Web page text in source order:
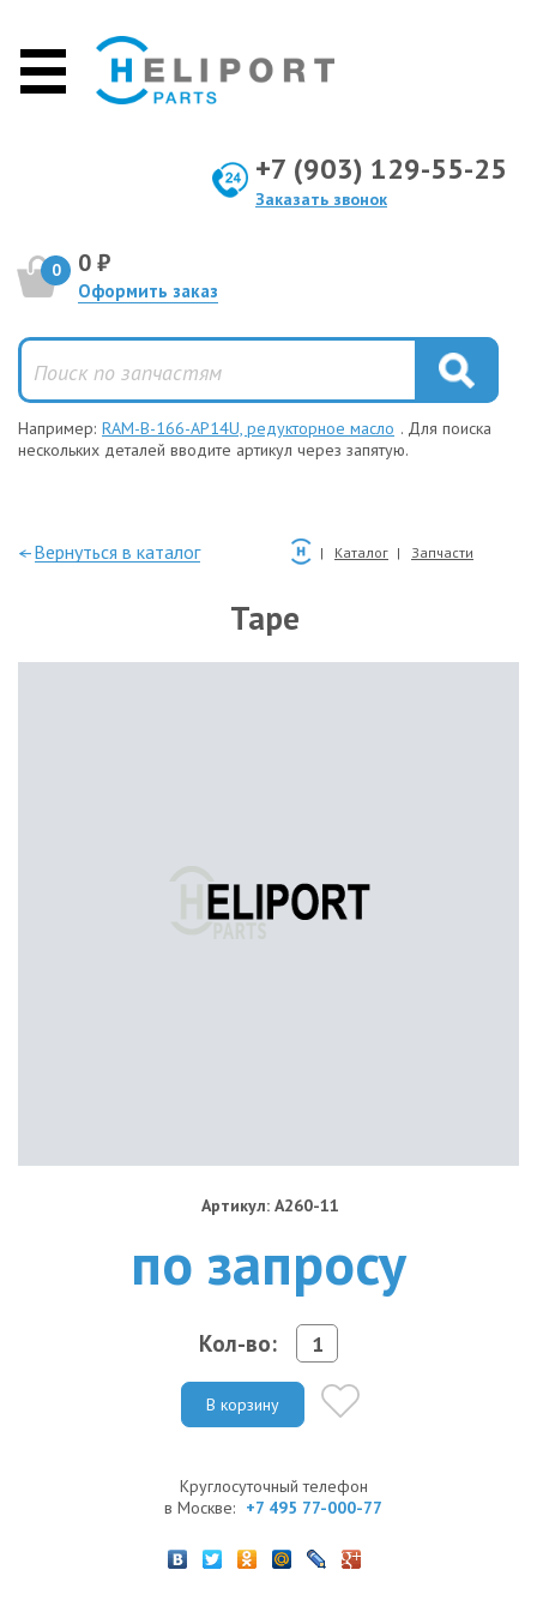
+7 (903) 129-55-25
Заказать звонок
0 0 ₽
Оформить заказ
Например: RAM-B-166-AP14U, редукторное масло . Для поиска
нескольких деталей вводите артикул через запятую.
—Вернуться в каталог Каталог Запчасти
Tape
Артикул: A260-11
по запросу
Кол-во:
В корзину
Круглосуточный телефон
в Москве: +7 495 77-000-77